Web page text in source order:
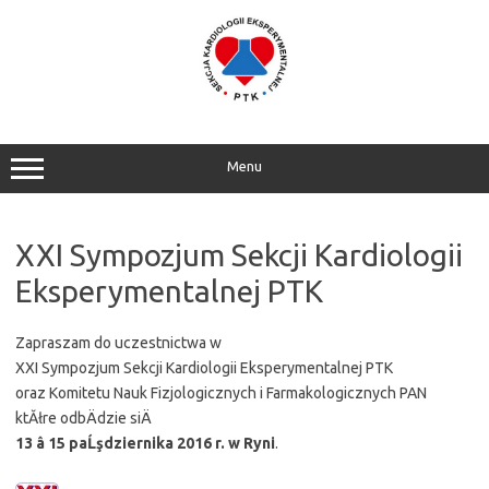
Menu
XXI Sympozjum Sekcji Kardiologii
Eksperymentalnej PTK
Zapraszam do uczestnictwa w
XXI Sympozjum Sekcji Kardiologii Eksperymentalnej PTK
oraz Komitetu Nauk Fizjologicznych i Farmakologicznych PAN
ktĂłre odbÄdzie siÄ
13 â 15 paĹşdziernika 2016 r. w Ryni.